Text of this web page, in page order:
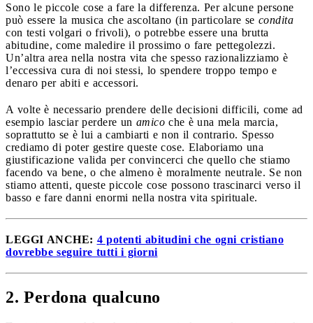
Sono le piccole cose a fare la differenza. Per alcune persone
può essere la musica che ascoltano (in particolare se condita
con testi volgari o frivoli), o potrebbe essere una brutta
abitudine, come maledire il prossimo o fare pettegolezzi.
Un’altra area nella nostra vita che spesso razionalizziamo è
l’eccessiva cura di noi stessi, lo spendere troppo tempo e
denaro per abiti e accessori.
A volte è necessario prendere delle decisioni difficili, come ad
esempio lasciar perdere un amico che è una mela marcia,
soprattutto se è lui a cambiarti e non il contrario. Spesso
crediamo di poter gestire queste cose. Elaboriamo una
giustificazione valida per convincerci che quello che stiamo
facendo va bene, o che almeno è moralmente neutrale. Se non
stiamo attenti, queste piccole cose possono trascinarci verso il
basso e fare danni enormi nella nostra vita spirituale.
LEGGI ANCHE: 4 potenti abitudini che ogni cristiano
dovrebbe seguire tutti i giorni
2. Perdona qualcuno